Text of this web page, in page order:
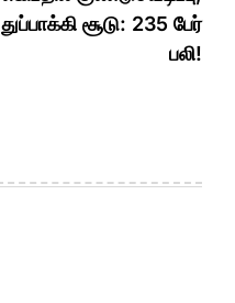
துப்பாக்கி சூடு: 235 பேர்
பலி!